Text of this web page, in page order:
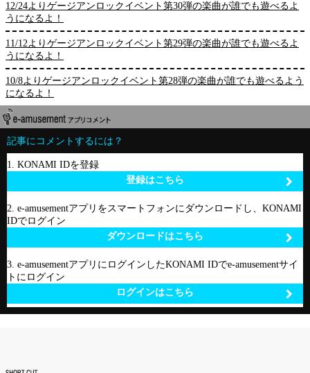
12/24よりゲージアンロックイベント第30弾の楽曲が誰でも遊べるよ
うになるよ！
11/12よりゲージアンロックイベント第29弾の楽曲が誰でも遊べるよ
うになるよ！
10/8よりゲージアンロックイベント第28弾の楽曲が誰でも遊べるよう
になるよ！
記事にコメントするには？
1. KONAMI IDを登録
登録はこちら
2. e-amusementアプリをスマートフォンにダウンロードし、KONAMI
IDでログイン
ダウンロードはこちら
3. e-amusementアプリにログインしたKONAMI IDでe-amusementサイ
トにログイン
ログインはこちら